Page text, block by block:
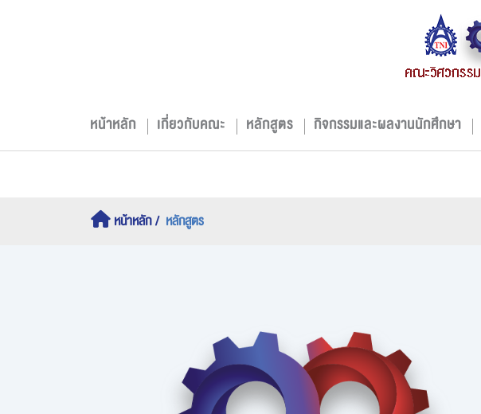
หน้าหลัก เกี่ยวกับคณะ หลักสูตร กิจกรรมและผลงานนักศึกษา
หน้าหลัก หลักสูตร